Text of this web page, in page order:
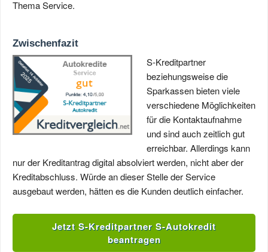
Thema Service.
Zwischenfazit
S-Kreditpartner
beziehungsweise die
Sparkassen bieten viele
verschiedene Möglichkeiten
für die Kontaktaufnahme
und sind auch zeitlich gut
erreichbar. Allerdings kann
nur der Kreditantrag digital absolviert werden, nicht aber der
Kreditabschluss. Würde an dieser Stelle der Service
ausgebaut werden, hätten es die Kunden deutlich einfacher.
Jetzt S-Kreditpartner S-Autokredit
beantragen